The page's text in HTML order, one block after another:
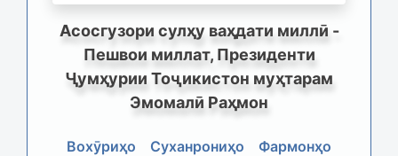
Асосгузори сулҳу ваҳдати миллӣ -
Пешвои миллат, Президенти
Ҷумҳурии Тоҷикистон муҳтарам
Эмомалӣ Раҳмон
Вохӯриҳо Суханрониҳо
Фармонҳо